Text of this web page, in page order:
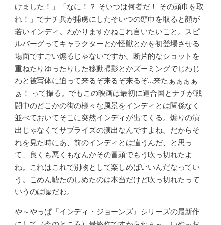
けました！」「なに！？ そいつは何者だ！ その頭巾を取
れ！」でナチ兵が捕虜にしたそいつの頭巾を取ると顔が
若いインディ。わかりますかねこれ言いたいこと。スピ
ルバーグってキャラクターとか怪獣とかを初登場させる
場面ですごい煽るじゃないですか。断片的なショットを
重ねたりゆったりした移動撮影とかズーミングでじわじ
わと被写体に迫って来るぞ来るぞ来るぞ…来たぁぁぁぁ
ぁ！ って撮る。でもこの映画は最初に連合国とナチが戦
闘中のどこかの街の様々な風景をインディとは関係なく
並べておいてそこに突然インディが出てくる。煽りの演
出じゃなくてサプライズの演出なんですよね。だからそ
れを見た時にあ、前のインディとは違うんだ、と思っ
て、良くも悪くもなんかその冒頭でもう吹っ切れたよ
ね。これはこれで別物として楽しめばいいんだなってい
う。ごめん嘘たのしめたのは本当だけど吹っ切れたって
いうのは嘘だわ。
や～やっぱ『インディ・ジョーンズ』シリーズの最新作